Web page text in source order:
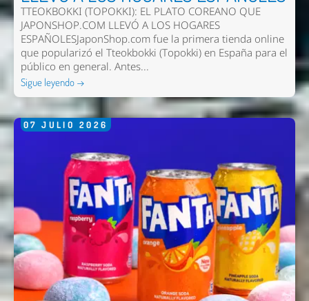
TTEOKBOKKI (TOPOKKI): EL PLATO COREANO QUE
JAPONSHOP.COM LLEVÓ A LOS HOGARES
ESPAÑOLESJaponShop.com fue la primera tienda online
que popularizó el Tteokbokki (Topokki) en España para el
público en general. Antes...
Sigue leyendo →
07 JULIO 2026
Email *
Comentario *
Enviar